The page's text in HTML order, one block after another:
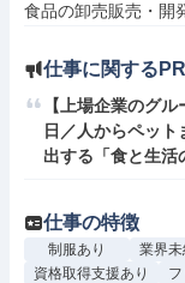
食品の卸売販売・開
仕事に関するPR
【上場企業のグ
日／人からペッ
出する「食と生活
仕事の特徴
制服あり 業界
資格取得支援あり